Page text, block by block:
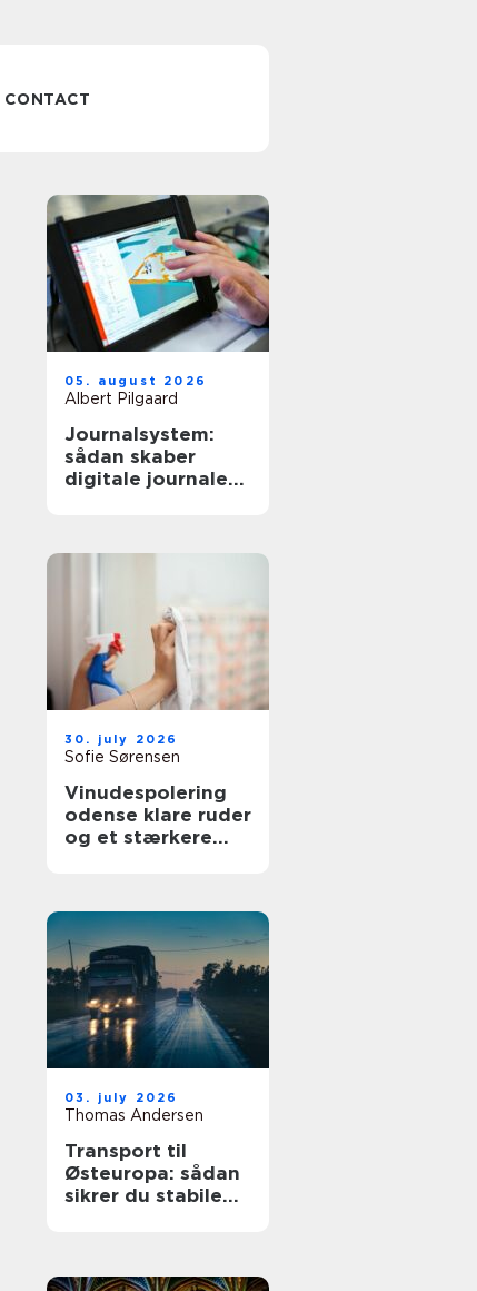
CONTACT
05. august 2026
Albert Pilgaard
Journalsystem:
sådan skaber
digitale journaler
30. july 2026
Sofie Sørensen
Vinudespolering
odense klare ruder
og et stærkere
03. july 2026
Thomas Andersen
Transport til
Østeuropa: sådan
sikrer du stabile